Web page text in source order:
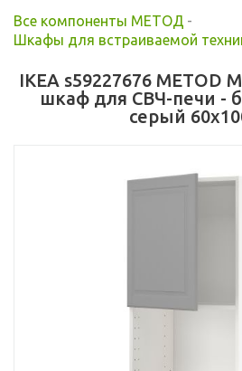
Все компоненты МЕТОД -
Шкафы для встраиваемой
IKEA s59227676
шкаф для СВЧ-печи -
серый